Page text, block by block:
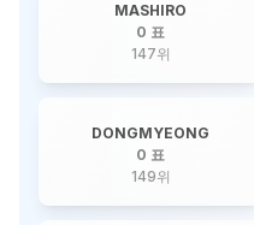
MASHIRO
0 표
147위
DONGMYEONG
0 표
149위